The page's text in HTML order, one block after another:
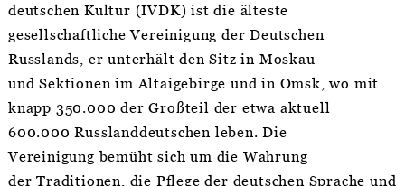
deutschen Kultur (IVDK) ist die älteste
gesellschaftliche Vereinigung der Deutschen
Russlands, er unterhält den Sitz in Moskau
und Sektionen im Altaigebirge und in Omsk, wo mit
knapp 350.000 der Großteil der etwa aktuell
600.000 Russlanddeutschen leben. Die
Vereinigung bemüht sich um die Wahrung
der Traditionen, die Pflege der deutschen Sprache und